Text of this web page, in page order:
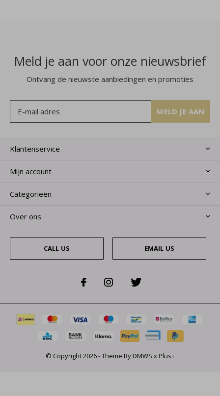
Meld je aan voor onze nieuwsbrief
Ontvang de nieuwste aanbiedingen en promoties
MELD JE AAN
Klantenservice
Mijn account
Categorieën
Over ons
CALL US EMAIL US
© Copyright2026- Theme ByDMWS xPlus+